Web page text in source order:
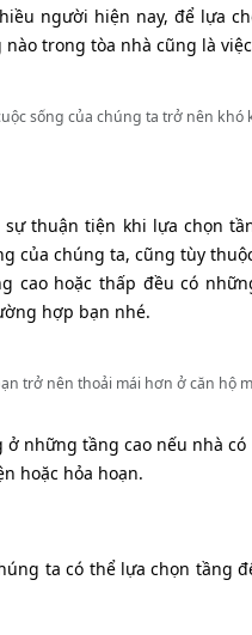
người hiện nay, để lựa
trong tòa nhà cũng là
sống của chúng ta trở nên khó
thuận tiện khi lựa chọn
của chúng ta, cũng tùy
cao hoặc thấp đều có
hợp bạn nhé.
trở nên thoải mái hơn ở căn hộ
những tầng cao nếu nhà
hoặc hỏa hoạn.
ta có thể lựa chọn tầng